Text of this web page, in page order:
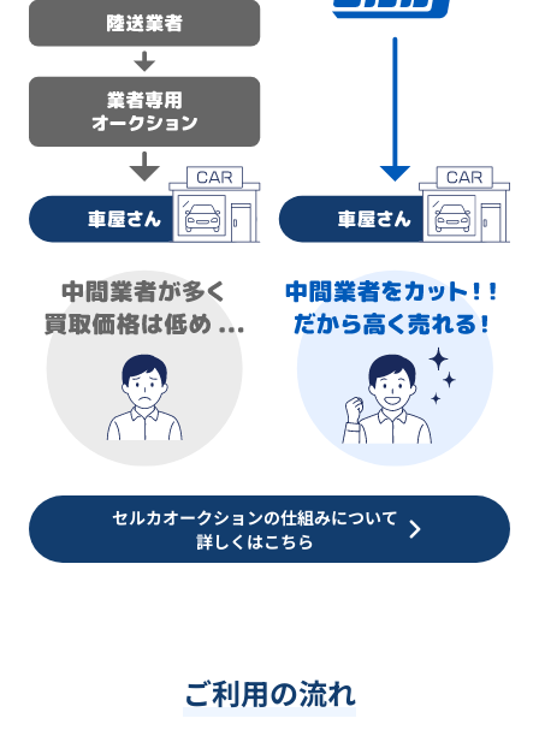
セルカオークションの仕組みについて
詳しくはこちら
ご利用の流れ